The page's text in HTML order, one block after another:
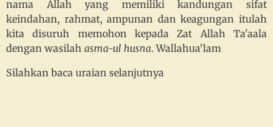
nama Allah yang memiliki kandungan sifat
keindahan, rahmat, ampunan dan keagungan itulah
kita disuruh memohon kepada Zat Allah Ta'aala
dengan wasilah asma-ul husna. Wallahua'lam
Silahkan baca uraian selanjutnya